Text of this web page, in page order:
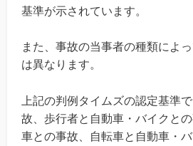
基準が示されています。
また、事故の当事者の種類によ
は異なります。
上記の判例タイムズの認定基準
故、歩行者と自動車・バイクと
車との事故、自転車と自動車・